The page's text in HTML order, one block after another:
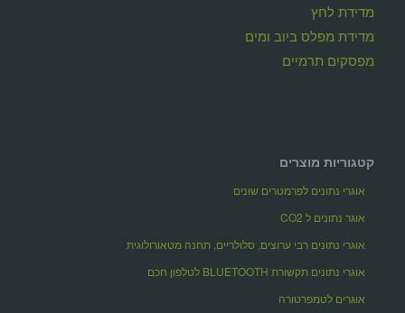
מדידת לחץ
מדידת מפלס ביוב ומים
מפסקים תרמיים
קטגוריות מוצרים
אוגרי נתונים לפרמטרים שונים
אוגר נתונים ל CO2
אוגרי נתונים רבי ערוצים, סלולריים, תחנה מטאורולוגית
אוגרי נתונים תקשורת BLUETOOTH לטלפון חכם
אוגרים לטמפרטורה